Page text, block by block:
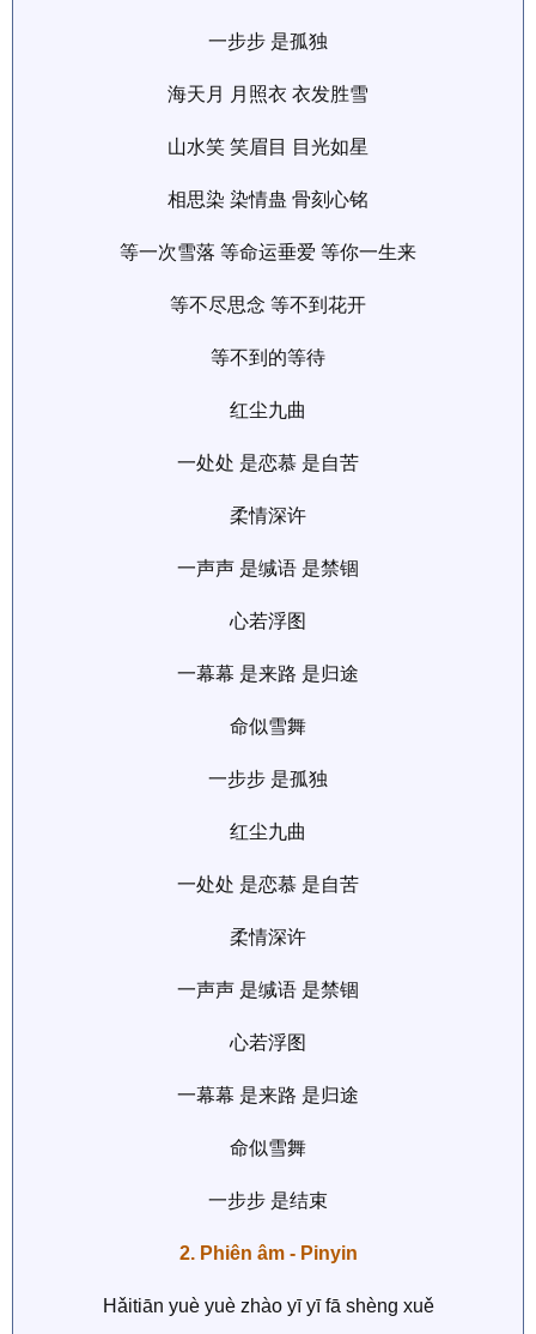
一步步 是孤独
海天月 月照衣 衣发胜雪
山水笑 笑眉目 目光如星
相思染 染情蛊 骨刻心铭
等一次雪落 等命运垂爱 等你一生来
等不尽思念 等不到花开
等不到的等待
红尘九曲
一处处 是恋慕 是自苦
柔情深许
一声声 是缄语 是禁锢
心若浮图
一幕幕 是来路 是归途
命似雪舞
一步步 是孤独
红尘九曲
一处处 是恋慕 是自苦
柔情深许
一声声 是缄语 是禁锢
心若浮图
一幕幕 是来路 是归途
命似雪舞
一步步 是结束
2. Phiên âm - Pinyin
Hǎitiān yuè yuè zhào yī yī fā shèng xuě